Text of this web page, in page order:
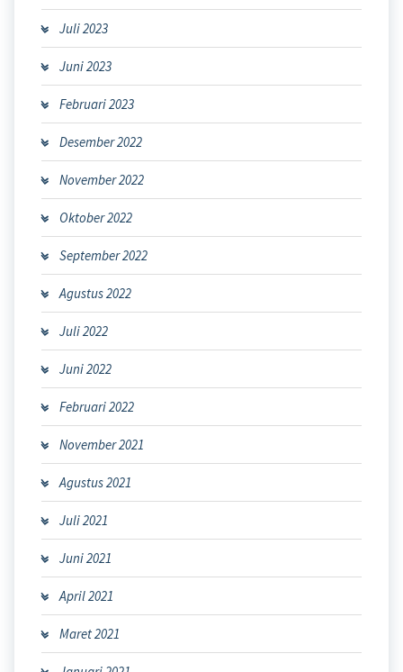
Juli 2023
Juni 2023
Februari 2023
Desember 2022
November 2022
Oktober 2022
September 2022
Agustus 2022
Juli 2022
Juni 2022
Februari 2022
November 2021
Agustus 2021
Juli 2021
Juni 2021
April 2021
Maret 2021